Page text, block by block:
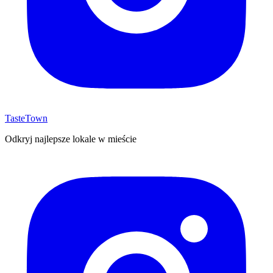
TasteTown
Odkryj najlepsze lokale w mieście